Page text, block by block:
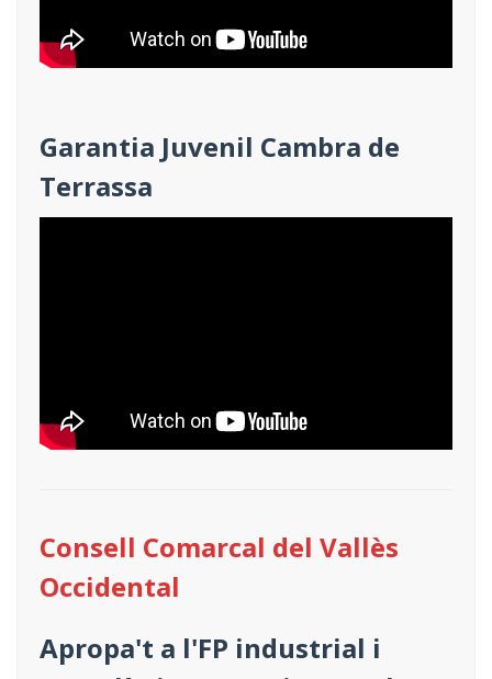
Garantia Juvenil Cambra de
Terrassa
Consell Comarcal del Vallès
Occidental
Apropa't a l'FP industrial i